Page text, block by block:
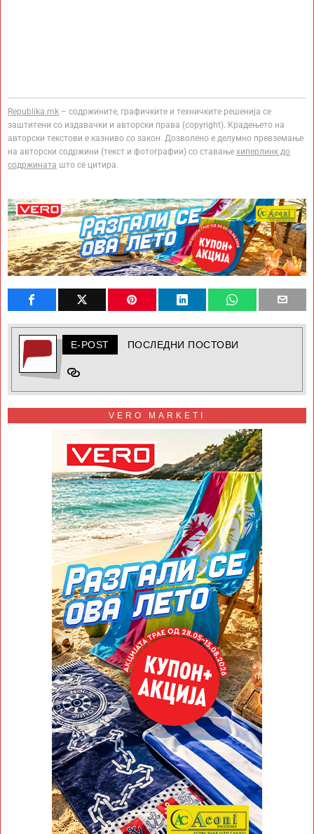
Republika.mk – содржините, графичките и техничките решенија се
заштитени со издавачки и авторски права (copyright). Крадењето на
авторски текстови е казниво со закон. Дозволено е делумно превземање
на авторски содржини (текст и фотографии) со ставање хиперлинк до
содржината што се цитира.
E-POST ПОСЛЕДНИ ПОСТОВИ
VERO MARKETI